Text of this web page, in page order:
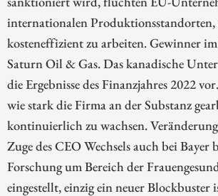
internationalen
kosteneffizient zu arbeiten. Gewinner
Saturn Oil & Gas. Das kanadische
die Ergebnisse des Finanzjahres 2022
wie stark die Firma an der Substanz
kontinuierlich zu wachsen.
Zuge des CEO Wechsels auch bei Bayer
Forschung um Bereich der
eingestellt, einzig ein neuer Blockbuster